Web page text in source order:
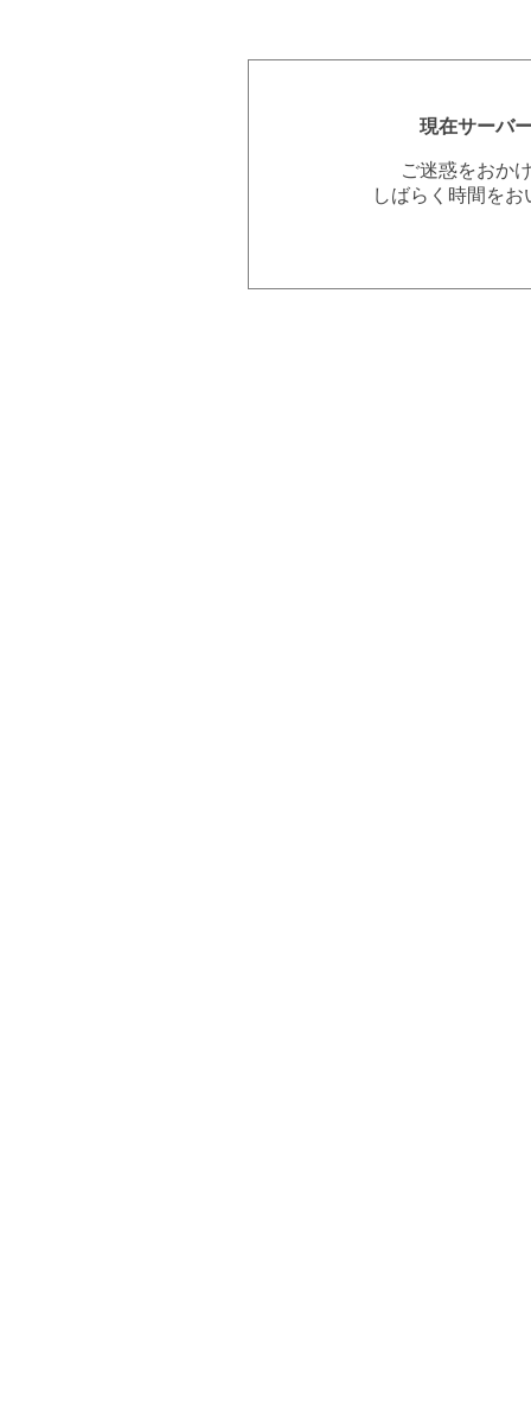
現在サーバ
ご迷惑をおか
しばらく時間を